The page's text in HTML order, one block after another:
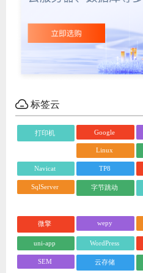
标签云
打印机 Google
Linux
Navicat TP8
SqlServer 字节跳动
微擎 wepy
uni-app WordPress
SEM 云存储